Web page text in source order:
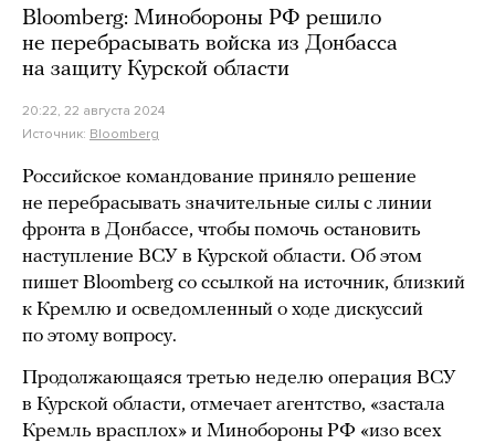
Bloomberg: Минобороны РФ решило
не перебрасывать войска из Донбасса
на защиту Курской области
20:22, 22 августа 2024
Источник: Bloomberg
Российское командование приняло решение
не перебрасывать значительные силы с линии
фронта в Донбассе, чтобы помочь остановить
наступление ВСУ в Курской области. Об этом
пишет Bloomberg со ссылкой на источник, близкий
к Кремлю и осведомленный о ходе дискуссий
по этому вопросу.
Продолжающаяся третью неделю операция ВСУ
в Курской области, отмечает агентство, «застала
Кремль врасплох» и Минобороны РФ «изо всех